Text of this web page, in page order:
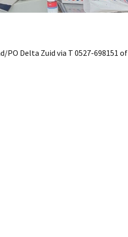
Delta Zuid via T 0527-698151 of